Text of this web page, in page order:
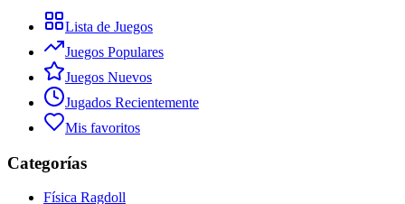
Lista de Juegos
Juegos Populares
Juegos Nuevos
Jugados Recientemente
Mis favoritos
Categorías
Física Ragdoll